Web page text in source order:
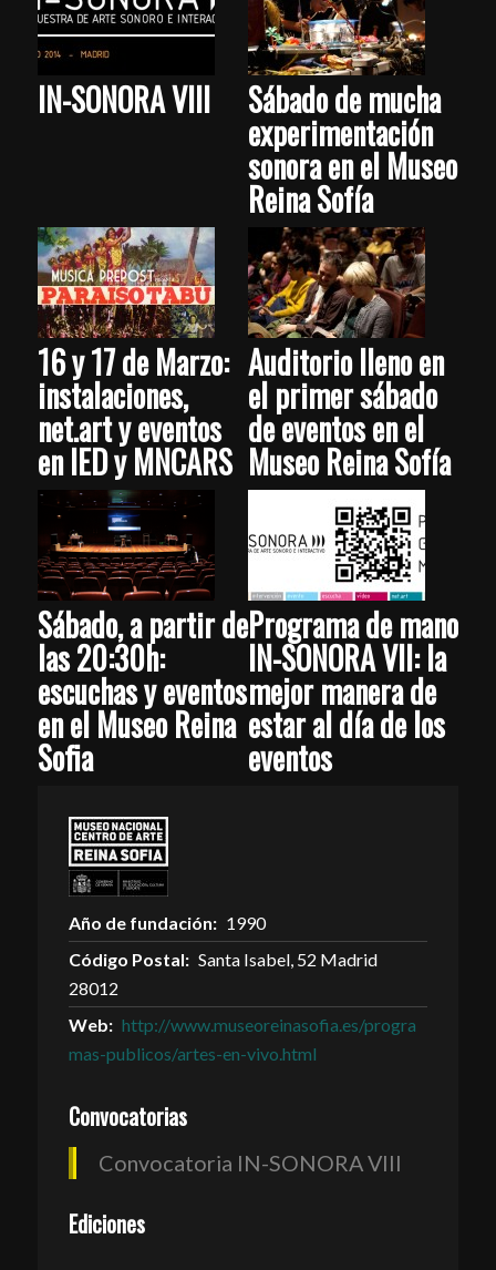
IN-SONORA VIII Sábado de mucha
experimentación
sonora en el Museo
Reina Sofía
16 y 17 de Marzo:
instalaciones,
net.art y eventos
en IED y MNCARS
Auditorio lleno en
el primer sábado
de eventos en el
Museo Reina Sofía
Sábado, a partir de
las 20:30h:
escuchas y eventos
en el Museo Reina
Sofia
Programa de mano
IN-SONORA VII: la
mejor manera de
estar al día de los
eventos
Año de fundación: 1990
Código Postal: Santa Isabel, 52 Madrid
28012
Web: http://www.museoreinasofia.es/progra
mas-publicos/artes-en-vivo.html
Convocatorias
Convocatoria IN-SONORA VIII
Ediciones